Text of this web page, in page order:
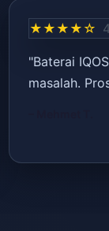
★★★★☆
"Baterai
masalah.